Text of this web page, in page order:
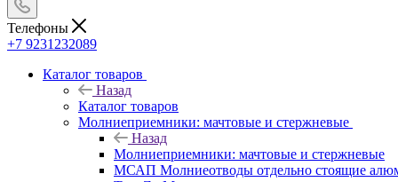
Телефоны
+7 9231232089
Каталог товаров
Назад
Каталог товаров
Молниеприемники: мачтовые и стержневые
Назад
Молниеприемники: мачтовые и стержневые
МСАП Молниеотводы отдельно стоящие